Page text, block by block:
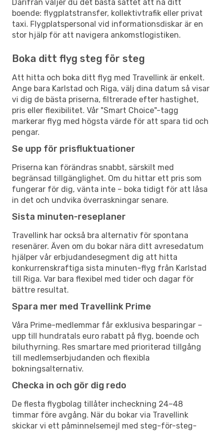
Därifrån väljer du det bästa sättet att nå ditt
boende: flygplatstransfer, kollektivtrafik eller privat
taxi. Flygplatspersonal vid informationsdiskar är en
stor hjälp för att navigera ankomstlogistiken.
Boka ditt flyg steg för steg
Att hitta och boka ditt flyg med Travellink är enkelt.
Ange bara Karlstad och Riga, välj dina datum så visar
vi dig de bästa priserna, filtrerade efter hastighet,
pris eller flexibilitet. Vår "Smart Choice"-tagg
markerar flyg med högsta värde för att spara tid och
pengar.
Se upp för prisfluktuationer
Priserna kan förändras snabbt, särskilt med
begränsad tillgänglighet. Om du hittar ett pris som
fungerar för dig, vänta inte – boka tidigt för att låsa
in det och undvika överraskningar senare.
Sista minuten-reseplaner
Travellink har också bra alternativ för spontana
resenärer. Även om du bokar nära ditt avresedatum
hjälper vår erbjudandesegment dig att hitta
konkurrenskraftiga sista minuten-flyg från Karlstad
till Riga. Var bara flexibel med tider och dagar för
bättre resultat.
Spara mer med Travellink Prime
Våra Prime-medlemmar får exklusiva besparingar –
upp till hundratals euro rabatt på flyg, boende och
biluthyrning. Res smartare med prioriterad tillgång
till medlemserbjudanden och flexibla
bokningsalternativ.
Checka in och gör dig redo
De flesta flygbolag tillåter incheckning 24–48
timmar före avgång. När du bokar via Travellink
skickar vi ett påminnelsemejl med steg-för-steg-